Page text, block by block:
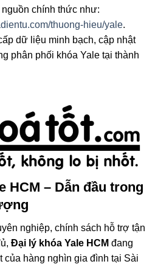
chính thức như:
thuong-hieu/yale.
dữ liệu minh bạch, cập nhật
phân phối khóa Yale tại thành
HCM – Dẫn đầu trong
nghiệp, chính sách hỗ trợ tận
Đại lý khóa Yale HCM đang
của hàng nghìn gia đình tại Sài